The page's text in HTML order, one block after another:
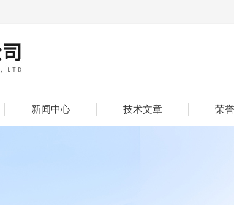
新闻中心 技术文章 荣